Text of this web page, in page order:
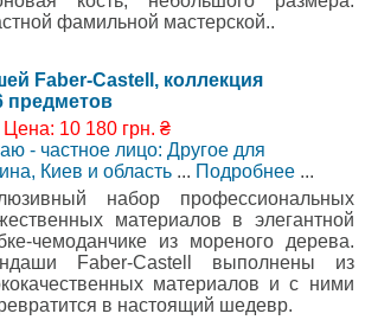
фамильной мастерской..
Faber-Castell, коллекция
предметов
Цена: 10 180 грн. ₴
- частное лицо: Другое для
Киев и область ... Подробнее ...
набор профессиональных
материалов в элегантной
чемоданчике из мореного дерева.
Faber-Castell выполнены из
материалов и с ними
в настоящий шедевр.